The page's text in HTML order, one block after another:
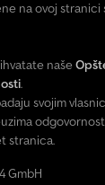
na ovoj stranici
naše
.
svojim
odgovornost
stranica.
GmbH